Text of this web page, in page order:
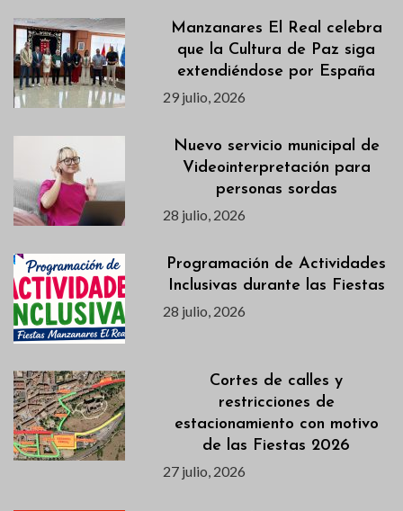
Manzanares El Real celebra
que la Cultura de Paz siga
extendiéndose por España
29 julio, 2026
Nuevo servicio municipal de
Videointerpretación para
personas sordas
28 julio, 2026
Programación de Actividades
Inclusivas durante las Fiestas
28 julio, 2026
Cortes de calles y
restricciones de
estacionamiento con motivo
de las Fiestas 2026
27 julio, 2026